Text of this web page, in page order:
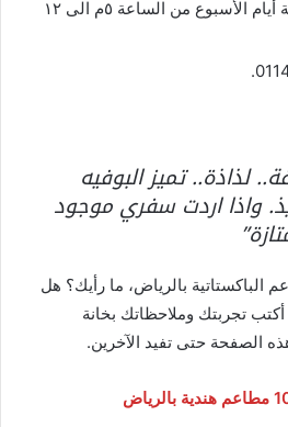
الساعة ١٢:٣٠ ليلا، بقية أيام الأسبوع من الساعة ٥م الى ١٢
لذاذة.. تميز البوفيه
واذا اردت سفري موجود
الباكستاتية بالرياض، ما رأيك؟ هل
أكتب تجربتك وملاحظاتك بخانة
الصفحة حتى تفيد الآخرين.